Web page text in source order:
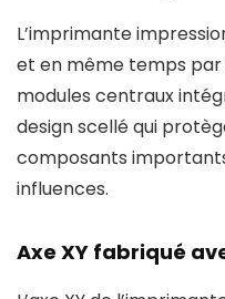
L’imprimante
et en même temps par
modules centraux
design scellé qui
composants
influences.
Axe XY fabriqué